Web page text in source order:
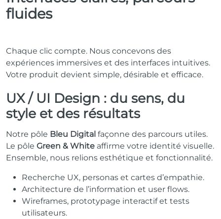
fluides
Chaque clic compte. Nous concevons des
expériences immersives et des interfaces intuitives.
Votre produit devient simple, désirable et efficace.
UX / UI Design : du sens, du
style et des résultats
Notre pôle Bleu Digital façonne des parcours utiles.
Le pôle Green & White affirme votre identité visuelle.
Ensemble, nous relions esthétique et fonctionnalité.
Recherche UX, personas et cartes d’empathie.
Architecture de l’information et user flows.
Wireframes, prototypage interactif et tests
utilisateurs.